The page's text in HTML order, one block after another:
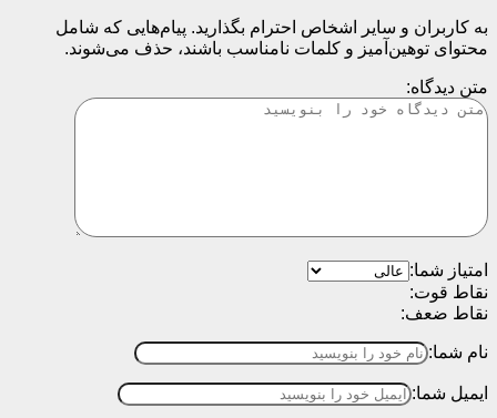
به کاربران و سایر اشخاص احترام بگذارید. پیام‌هایی که شامل
محتوای توهین‌آمیز و کلمات نامناسب باشند، حذف می‌شوند.
متن دیدگاه:
امتیاز شما:
نقاط قوت:
نقاط ضعف:
نام شما:
ایمیل شما: